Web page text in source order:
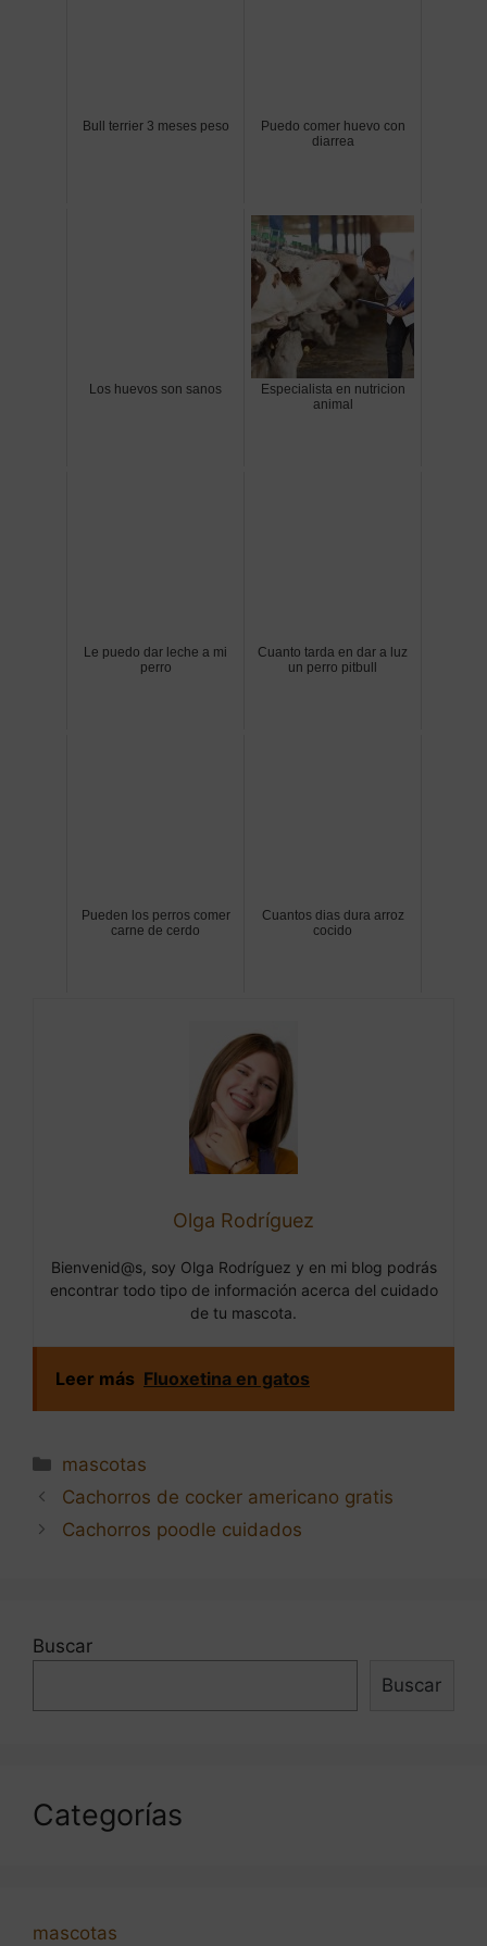
Bull terrier 3 meses peso
Puedo comer huevo con
diarrea
Los huevos son sanos
Especialista en nutricion
animal
Le puedo dar leche a mi
perro
Cuanto tarda en dar a luz
un perro pitbull
Pueden los perros comer
carne de cerdo
Cuantos dias dura arroz
cocido
Olga Rodríguez
Bienvenid@s, soy Olga Rodríguez y en mi blog podrás
encontrar todo tipo de información acerca del cuidado
de tu mascota.
Leer más Fluoxetina en gatos
Categorías
mascotas
Navegación
de
Cachorros de cocker americano gratis
Cachorros poodle cuidados
Buscar
Buscar
Categorías
mascotas